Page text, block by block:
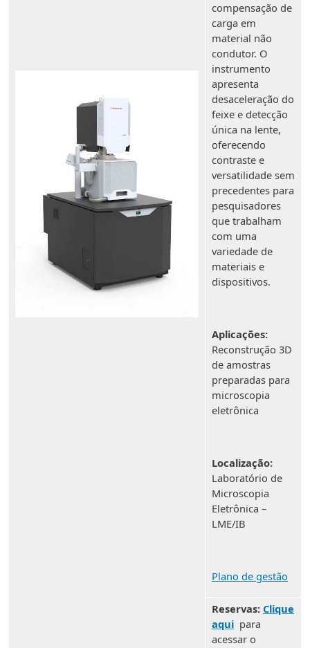
compensação de
carga em
material não
condutor. O
instrumento
apresenta
desaceleração do
feixe e detecção
única na lente,
oferecendo
contraste e
versatilidade sem
precedentes para
pesquisadores
que trabalham
com uma
variedade de
materiais e
dispositivos.
Aplicações:
Reconstrução 3D
de amostras
preparadas para
microscopia
eletrônica
Localização:
Laboratório de
Microscopia
Eletrônica –
LME/IB
Plano de gestão
Reservas: Clique
aqui para
acessar o